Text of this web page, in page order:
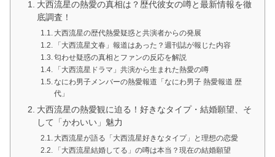
大西流星の熱愛の真相は？歴代彼女の噂と最新情報を徹
底調査！
大西流星の歴代熱愛疑惑と共演者からの発展
「大西流星文春」報道はあった？週刊誌が報じた内容
匂わせ疑惑の真相とファンの反応を解説
「大西流星ドラマ」共演から生まれた熱愛の噂
なにわ男子メンバーの熱愛報道「なにわ男子 熱愛報道 歴
代」
大西流星の熱愛観に迫る！好きなタイプ・結婚願望、そ
して「かわいい」魅力
大西流星が語る「大西流星好きなタイプ」と理想の恋愛
「大西流星結婚してる」の噂は本当？現在の結婚願望